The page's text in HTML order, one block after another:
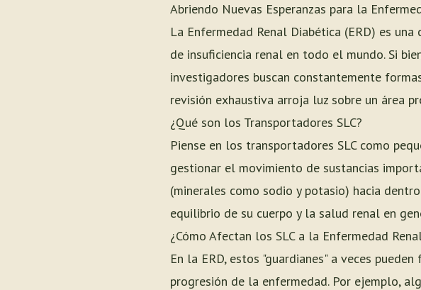
Abriendo Nuevas Esperanzas para la
La Enfermedad Renal Diabética (ERD) es
de insuficiencia renal en todo el mundo. Si
investigadores buscan constantemente
revisión exhaustiva arroja luz sobre un área
¿Qué son los Transportadores SLC?
Piense en los transportadores SLC como
gestionar el movimiento de sustancias
(minerales como sodio y potasio) hacia
equilibrio de su cuerpo y la salud renal en
¿Cómo Afectan los SLC a la Enfermedad
En la ERD, estos "guardianes" a veces
progresión de la enfermedad. Por ejemplo,